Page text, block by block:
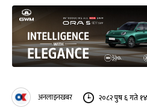
अनलाइनखबर २०८२ पुष ६ गते